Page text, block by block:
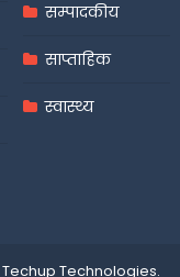
सम्पादकीय
साप्ताहिक
स्वास्थ्य
Techup Technologies.